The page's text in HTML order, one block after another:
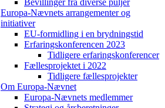
Bevillinger fra diverse puljer
Europa-Nævnets arrangementer og
initiativer
EU-formidling i en brydningstid
Erfaringskonferencen 2023
Tidligere erfaringskonferencer
Fællesprojektet i 2022
Tidligere fællesprojekter
Om Europa-Nævnet
Europa-Nævnets medlemmer